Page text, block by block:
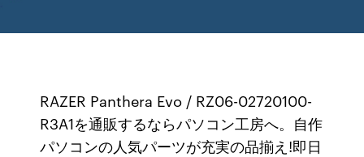
RAZER Panthera Evo / RZ06-02720100-
R3A1を通販するならパソコン工房へ。自作
パソコンの人気パーツが充実の品揃え!即日